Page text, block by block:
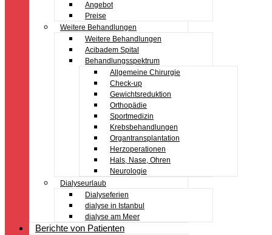
Angebot
Preise
Weitere Behandlungen
Weitere Behandlungen
Acibadem Spital
Behandlungsspektrum
Allgemeine Chirurgie
Check-up
Gewichtsreduktion
Orthopädie
Sportmedizin
Krebsbehandlungen
Organtransplantation
Herzoperationen
Hals, Nase, Ohren
Neurologie
Dialyseurlaub
Dialyseferien
dialyse in Istanbul
dialyse am Meer
Berichte von Patienten